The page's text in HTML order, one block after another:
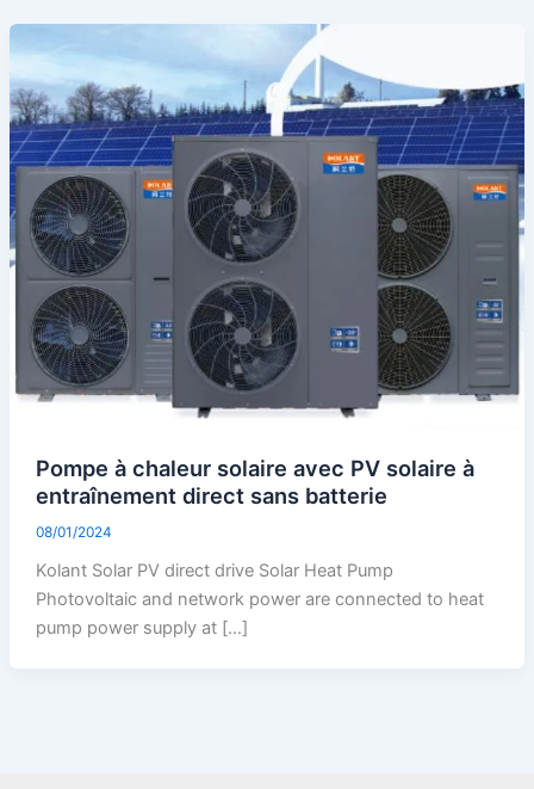
Pompe à chaleur solaire avec PV solaire à
entraînement direct sans batterie
08/01/2024
Kolant Solar PV direct drive Solar Heat Pump
Photovoltaic and network power are connected to heat
pump power supply at […]